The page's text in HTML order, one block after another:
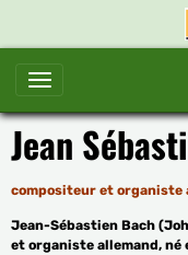
Jean
compositeur et organiste
Jean-Sébastien Bach
et organiste allemand, né